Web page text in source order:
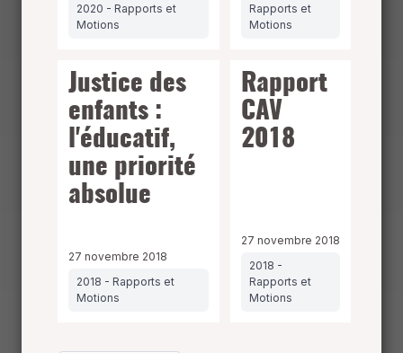
2020 - Rapports et
Motions
Rapports et
Motions
Justice des
enfants :
l'éducatif,
une priorité
absolue
27 novembre 2018
2018 - Rapports et
Motions
Rapport
CAV
2018
27 novembre 2018
2018 -
Rapports et
Motions